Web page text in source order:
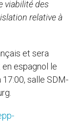
viabilité des
relative à
et sera
espagnol le
salle SDM-